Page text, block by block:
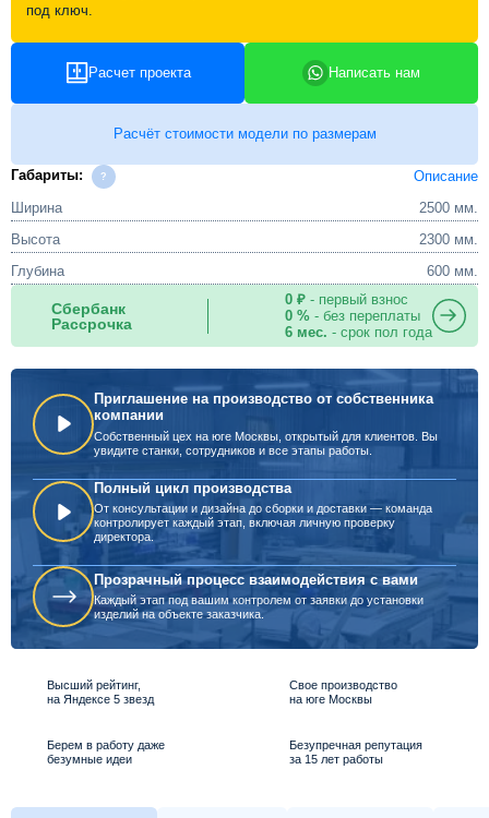
Контакты
под ключ.
Расчет проекта Написать нам
Расчёт стоимости модели по размерам
Габариты:
Описание
Ширина
2500 мм.
Высота
2300 мм.
Глубина
600 мм.
Сбербанк
Рассрочка
0 ₽- первый взнос
0 %- без переплаты
6 мес. - срок пол года
Приглашение на производство от собственника
компании
Собственный цех на юге Москвы, открытый для клиентов. Вы
увидите станки, сотрудников и все этапы работы.
Полный цикл производства
От консультации и дизайна до сборки и доставки — команда
контролирует каждый этап, включая личную проверку
директора.
Прозрачный процесс взаимодействия с вами
Каждый этап под вашим контролем от заявки до установки
изделий на объекте заказчика.
Высший рейтинг,
на Яндексе 5 звезд
Свое производство
на юге Москвы
Берем в работу даже
безумные идеи
Безупречная репутация
за 15 лет работы